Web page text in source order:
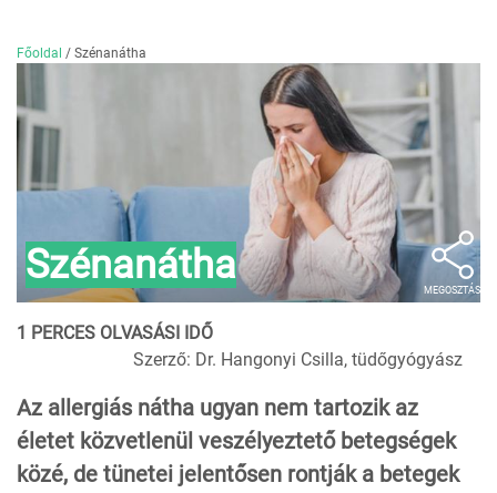
Főoldal / Szénanátha
Szénanátha
MEGOSZTÁS
1 PERCES OLVASÁSI IDŐ
Szerző: Dr. Hangonyi Csilla, tüdőgyógyász
Az allergiás nátha ugyan nem tartozik az
életet közvetlenül veszélyeztető betegségek
közé, de tünetei jelentősen rontják a betegek